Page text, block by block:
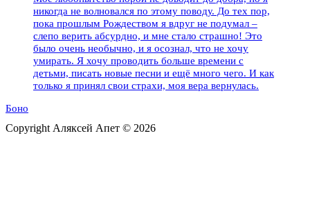
никогда не волновался по этому поводу. До тех пор,
пока прошлым Рождеством я вдруг не подумал –
слепо верить абсурдно, и мне стало страшно! Это
было очень необычно, и я осознал, что не хочу
умирать. Я хочу проводить больше времени с
детьми, писать новые песни и ещё много чего. И как
только я принял свои страхи, моя вера вернулась.
Боно
Copyright Аляксей Апет © 2026